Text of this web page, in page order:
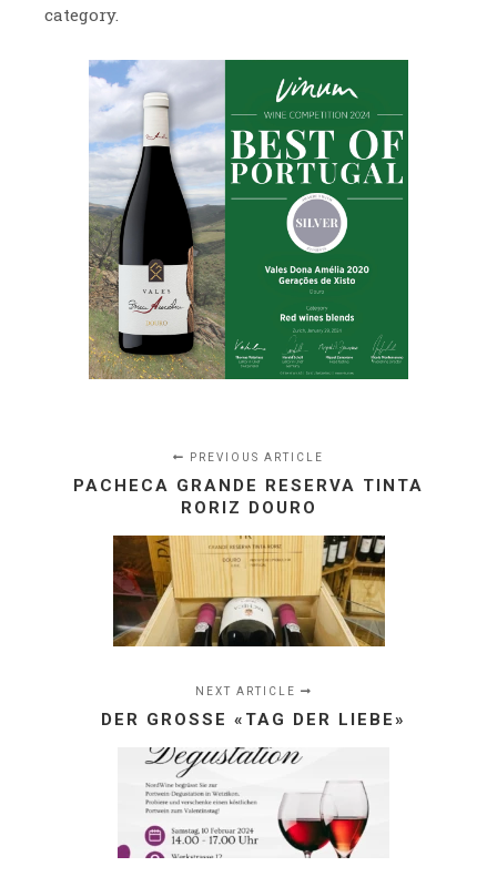
category.
PREVIOUS ARTICLE
PACHECA GRANDE RESERVA TINTA
RORIZ DOURO
NEXT ARTICLE
DER GROSSE «TAG DER LIEBE»